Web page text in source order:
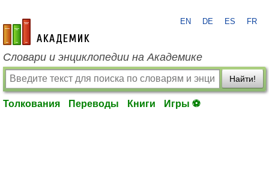
academic.ru
EN DE ES FR
Словари и энциклопедии на Академике
Найти!
Толкования Переводы Книги Игры ⚽